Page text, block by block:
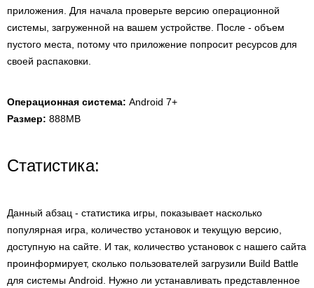
приложения. Для начала проверьте версию операционной
системы, загруженной на вашем устройстве. После - объем
пустого места, потому что приложение попросит ресурсов для
своей распаковки.
Операционная система: Android 7+
Размер: 888MB
Статистика:
Данный абзац - статистика игры, показывает насколько
популярная игра, количество установок и текущую версию,
доступную на сайте. И так, количество установок с нашего сайта
проинформирует, сколько пользователей загрузили Build Battle
для системы Android. Нужно ли устанавливать представленное